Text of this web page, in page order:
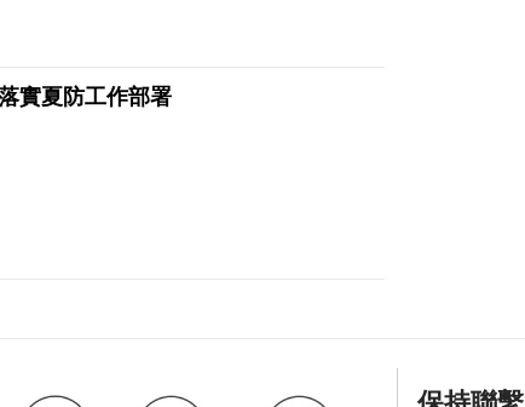
實夏防工作部署